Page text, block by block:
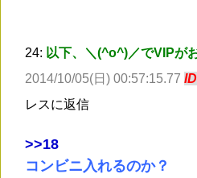
24: 以下、＼(^o^)／でVIPが
2014/10/05(日) 00:57:15.77
レスに返信
>>18
コンビニ入れるのか？